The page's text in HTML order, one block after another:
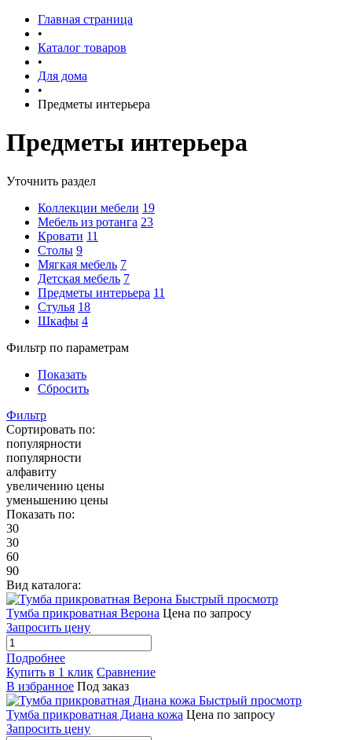
Главная страница
•
Каталог товаров
•
Для дома
•
Предметы интерьера
Предметы интерьера
Уточнить раздел
Коллекции мебели 19
Мебель из ротанга 23
Кровати 11
Столы 9
Мягкая мебель 7
Детская мебель 7
Предметы интерьера 11
Стулья 18
Шкафы 4
Фильтр по параметрам
Показать
Сбросить
Фильтр
Сортировать по:
популярности
популярности
алфавиту
увеличению цены
уменьшению цены
Показать по:
30
30
60
90
Вид каталога:
Быстрый просмотр
Тумба прикроватная Верона Цена по запросу
Запросить цену
Подробнее
Купить в 1 клик Сравнение
В избранное Под заказ
Быстрый просмотр
Тумба прикроватная Диана кожа Цена по запросу
Запросить цену